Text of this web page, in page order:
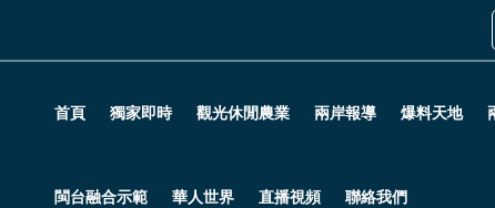
首頁 獨家即時 觀光休閒農業 兩岸報導 爆料天地
閩台融合示範 華人世界 直播視頻 聯絡我們